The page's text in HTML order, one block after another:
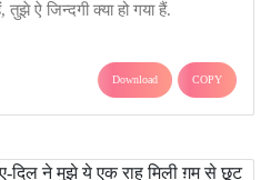
ऐ जिन्दगी क्या हो गया हैं.
Download COPY